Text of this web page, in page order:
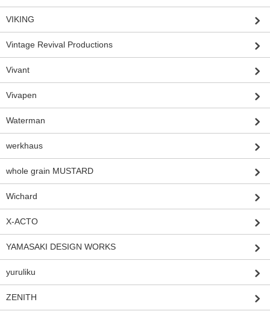
VIKING
Vintage Revival Productions
Vivant
Vivapen
Waterman
werkhaus
whole grain MUSTARD
Wichard
X-ACTO
YAMASAKI DESIGN WORKS
yuruliku
ZENITH